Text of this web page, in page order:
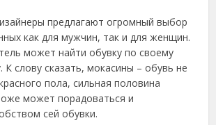
предлагают огромный выбор
как для мужчин, так и для женщин.
может найти обувку по своему
К слову сказать, мокасины – обувь не
пола, сильная половина
может порадоваться и
сей обувки.